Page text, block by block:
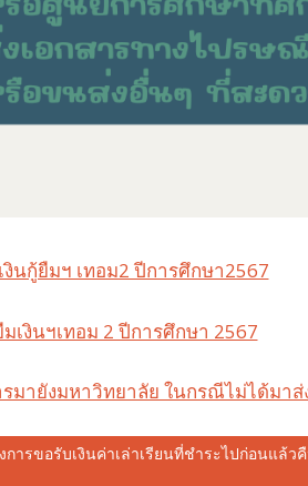
นกู้ยืมฯ เทอม2 ปีการศึกษา2567
งินฯเทอม 2 ปีการศึกษา 2567
มายังมหาวิทยาลัย ในกรณีไม่ได้มาส่
ารขอรับเงินค่าเล่าเรียนที่ชำระไปก่อนแล้ว